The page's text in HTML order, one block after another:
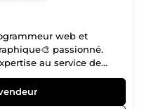
web et
passionné.
au service de
technologie et
uniques et innovantes.
des langages tels